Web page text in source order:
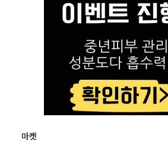
마켓